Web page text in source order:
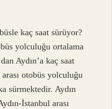
kaç saat sürüyor?
yolculuğu ortalama
Aydın’a kaç saat
otobüs yolculuğu
sürmektedir. Aydın
İstanbul arası